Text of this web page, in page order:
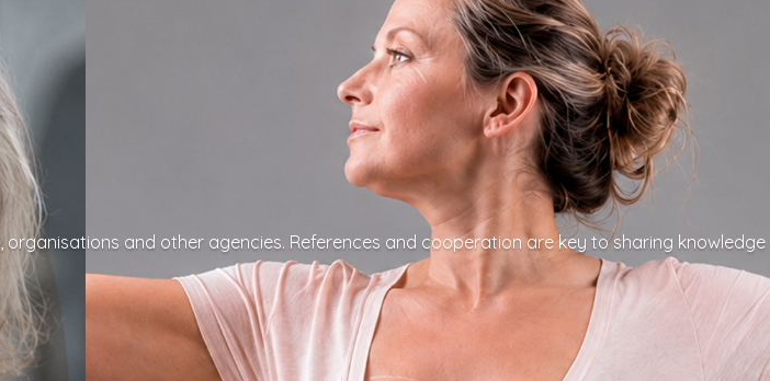
and other agencies. References and cooperation are key to sharing